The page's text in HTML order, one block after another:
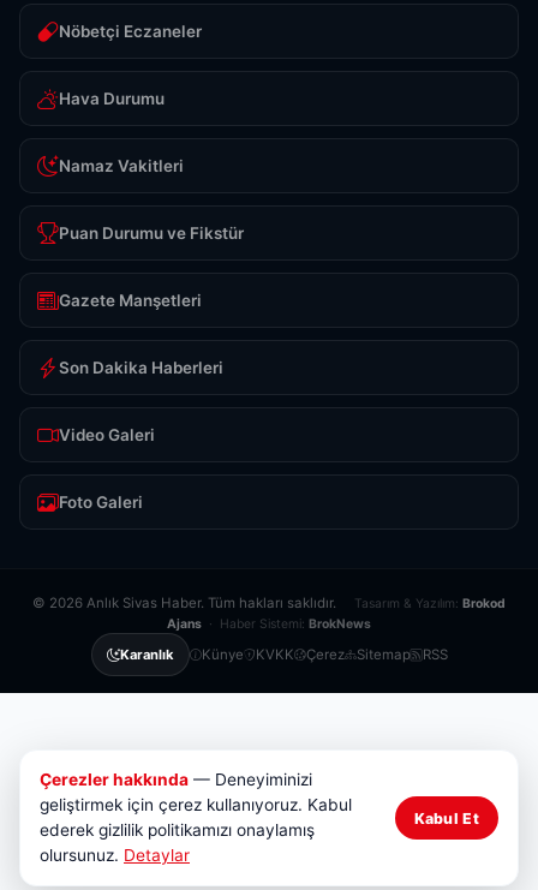
Nöbetçi Eczaneler
Hava Durumu
Namaz Vakitleri
Puan Durumu ve Fikstür
Gazete Manşetleri
Son Dakika Haberleri
Video Galeri
Foto Galeri
© 2026 Anlık Sivas Haber. Tüm hakları saklıdır. Tasarım & Yazılım: Brokod
Ajans · Haber Sistemi: BrokNews
Karanlık Künye KVKK Çerez Sitemap RSS
Çerezler hakkında — Deneyiminizi
geliştirmek için çerez kullanıyoruz. Kabul
ederek gizlilik politikamızı onaylamış
olursunuz. Detaylar
Kabul Et